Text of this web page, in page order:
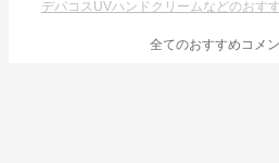
デパコスUVハンドクリームなどのおす
全てのおすすめコメ